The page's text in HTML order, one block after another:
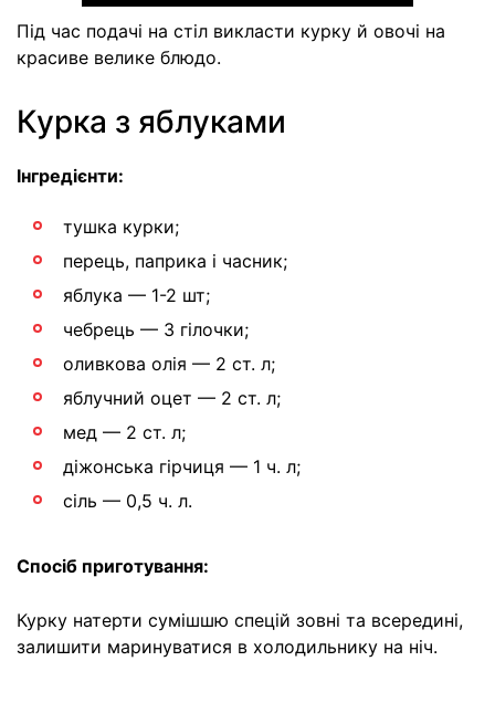
Під час подачі на стіл викласти курку й овочі на
красиве велике блюдо.
Курка з яблуками
Інгредієнти:
тушка курки;
перець, паприка і часник;
яблука — 1-2 шт;
чебрець — 3 гілочки;
оливкова олія — 2 ст. л;
яблучний оцет — 2 ст. л;
мед — 2 ст. л;
діжонська гірчиця — 1 ч. л;
сіль — 0,5 ч. л.
Спосіб приготування:
Курку натерти сумішшю спецій зовні та всередині,
залишити маринуватися в холодильнику на ніч.